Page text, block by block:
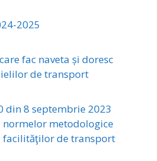
2025
fac naveta și doresc
de transport
din 8 septembrie 2023
metodologice
facilităţilor de transport